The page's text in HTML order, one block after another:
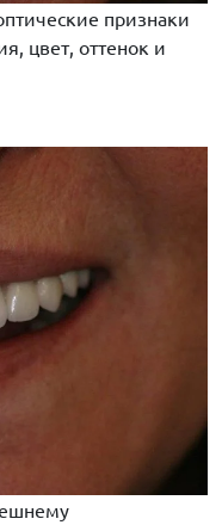
признаки
цвет, оттенок и